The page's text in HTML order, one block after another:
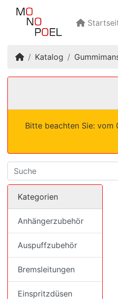
Startseite
Katalog
Bitte beachten Sie: vom
Kategorien
Anhängerzubehör
Auspuffzubehör
Bremsleitungen
Einspritzdüsen